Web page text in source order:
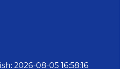
: 2026-08-05 16:58:16